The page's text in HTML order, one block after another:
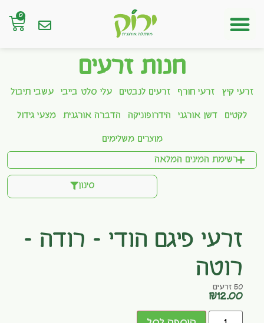
0
חנות זרעים
זרעי קיץ זרעי חורף זרעים לנבטים עלי סלט בייבי עשבי תיבול
לקטים דשן אורגני הידרופוניקה הדברה אורגנית מצעי גידול
מוצרים משלימים
רשימת המינים המלאה
סינון
זרעי פיגם הודי – רודה –
רוטה
50 זרעים
₪12.00